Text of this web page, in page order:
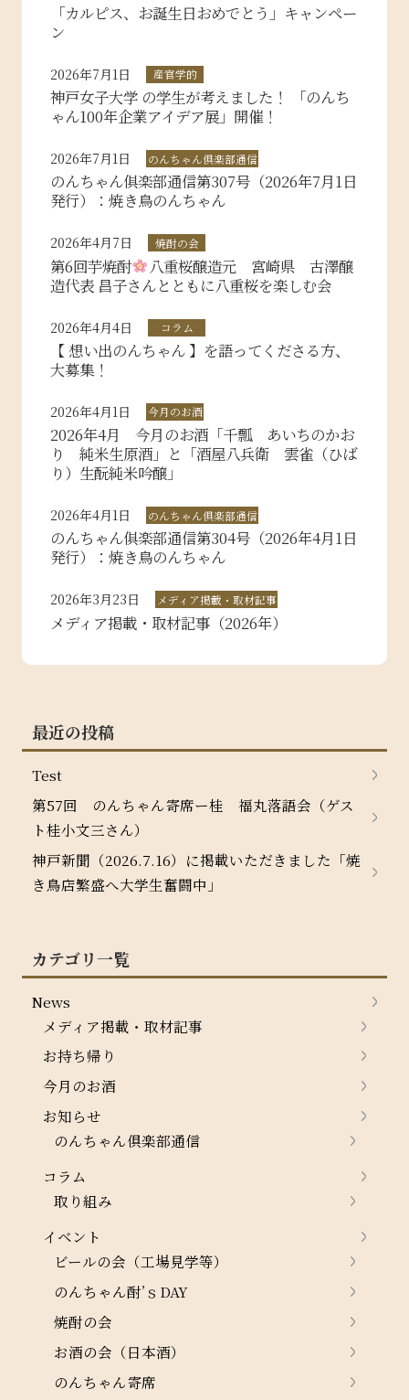
「カルピス、お誕生日おめでとう」キャンペー
ン
2026年7月1日 産官学的
神戸女子大学 の学生が考えました！ 「のんち
ゃん100年企業アイデア展」開催！
2026年7月1日 のんちゃん倶楽部通信
のんちゃん俱楽部通信第307号（2026年7月1日
発行）：焼き鳥のんちゃん
2026年4月7日 焼酎の会
第6回芋焼酎
八重桜醸造元 宮崎県 古澤醸
造代表 昌子さんとともに八重桜を楽しむ会
2026年4月4日 コラム
【 想い出のんちゃん 】を語ってくださる方、
大募集！
2026年4月1日 今月のお酒
2026年4月 今月のお酒「千瓢 あいちのかお
り 純米生原酒」と「酒屋八兵衛 雲雀（ひば
り）生酛純米吟醸」
2026年4月1日 のんちゃん倶楽部通信
のんちゃん俱楽部通信第304号（2026年4月1日
発行）：焼き鳥のんちゃん
2026年3月23日 メディア掲載・取材記事
メディア掲載・取材記事（2026年）
最近の投稿
Test
第57回 のんちゃん寄席ー桂 福丸落語会（ゲス
ト桂小文三さん）
神戸新聞（2026.7.16）に掲載いただきました「焼
き鳥店繁盛へ大学生奮闘中」
カテゴリ一覧
News
メディア掲載・取材記事
お持ち帰り
今月のお酒
お知らせ
のんちゃん倶楽部通信
コラム
取り組み
イベント
ビールの会（工場見学等）
のんちゃん酎’ｓDAY
焼酎の会
お酒の会（日本酒）
のんちゃん寄席